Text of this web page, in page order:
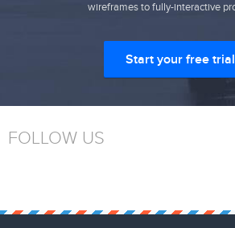
wireframes to fully-interactive
Start your free trial
FOLLOW US